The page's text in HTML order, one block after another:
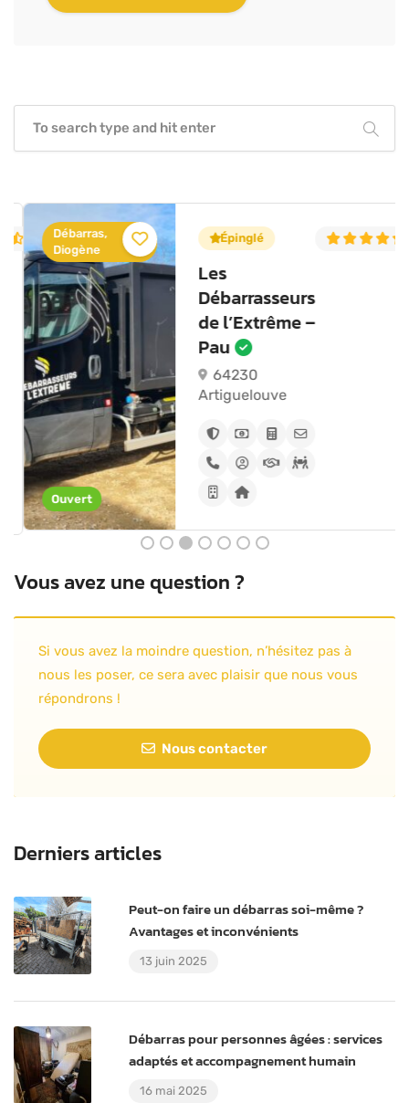
4.6 (12)
Ouvert
Débarras,
Diogène
Épinglé
Les
Débarrasseurs
de l’Extrême –
Pau
64230
Artiguelouve
Vous avez une question ?
Si vous avez la moindre question, n’hésitez pas à
nous les poser, ce sera avec plaisir que nous vous
répondrons !
Nous contacter
Derniers articles
Peut-on faire un débarras soi-même ?
Avantages et inconvénients
13 juin 2025
Débarras pour personnes âgées : services
adaptés et accompagnement humain
16 mai 2025